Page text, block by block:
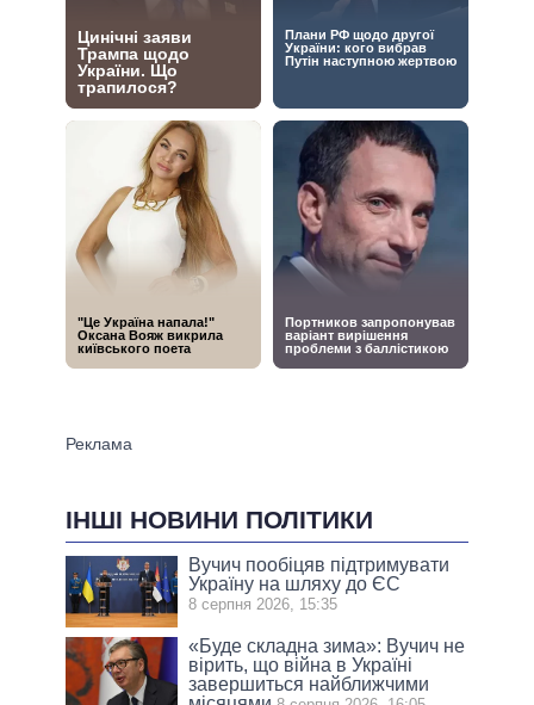
ІНШІ НОВИНИ ПОЛІТИКИ
Вучич пообіцяв підтримувати
Україну на шляху до ЄС
8 серпня 2026, 15:35
«Буде складна зима»: Вучич не
вірить, що війна в Україні
завершиться найближчими